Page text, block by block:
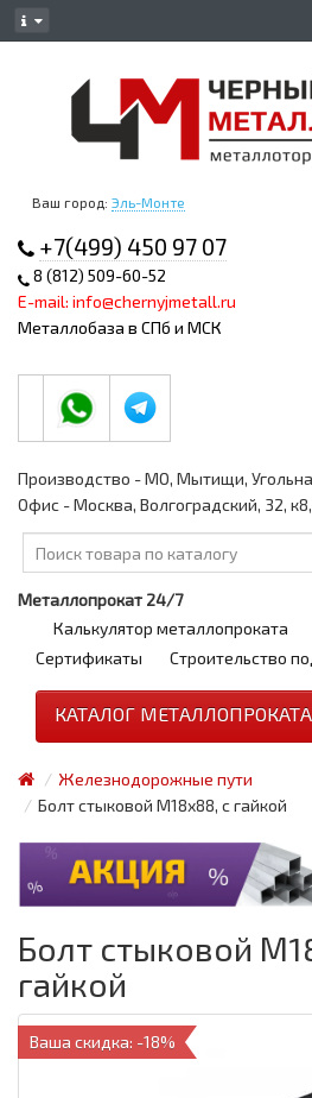
Ваш город: Эль-Монте
+7(499) 450 97 07
8 (812) 509-60-52
E-mail: info@chernyjmetall.ru
Металлобаза в СПб и МСК
Производство - МО, Мытищи,
Офис - Москва, Волгоградский, 32,
Металлопрокат 24/7
Калькулятор металлопроката
Сертификаты
Строительство
КАТАЛОГ МЕТАЛЛОПРОКАТА
Железнодорожные пути
Болт стыковой М18х88, с гайкой
Болт стыковой
гайкой
Ваша скидка: -18%